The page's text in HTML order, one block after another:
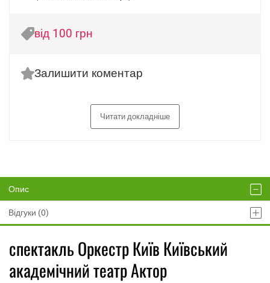
від 100 грн
Залишити коментар
Читати докладніше
Опис
Відгуки (0)
спектакль Оркестр Київ Київський
академічний театр Актор